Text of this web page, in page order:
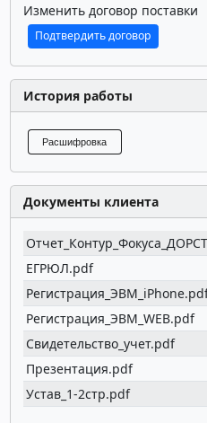
Изменить договор поставки
Подтвердить договор
История работы
Расшифровка
Документы клиента
ЕГРЮЛ.pdf
Регистрация_ЭВМ_WEB.pdf
Свидетельство_учет.pdf
Презентация.pdf
Устав_1-2стр.pdf